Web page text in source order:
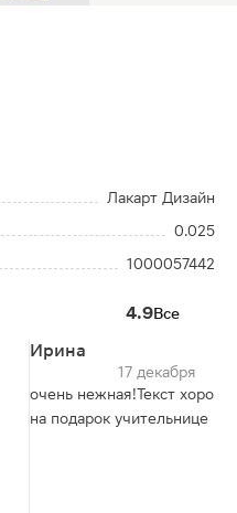
Лакарт Дизайн
0.025
1000057442
4.9Все
Ирина
17 декабря
очень нежная!Текст
на подарок учительнице